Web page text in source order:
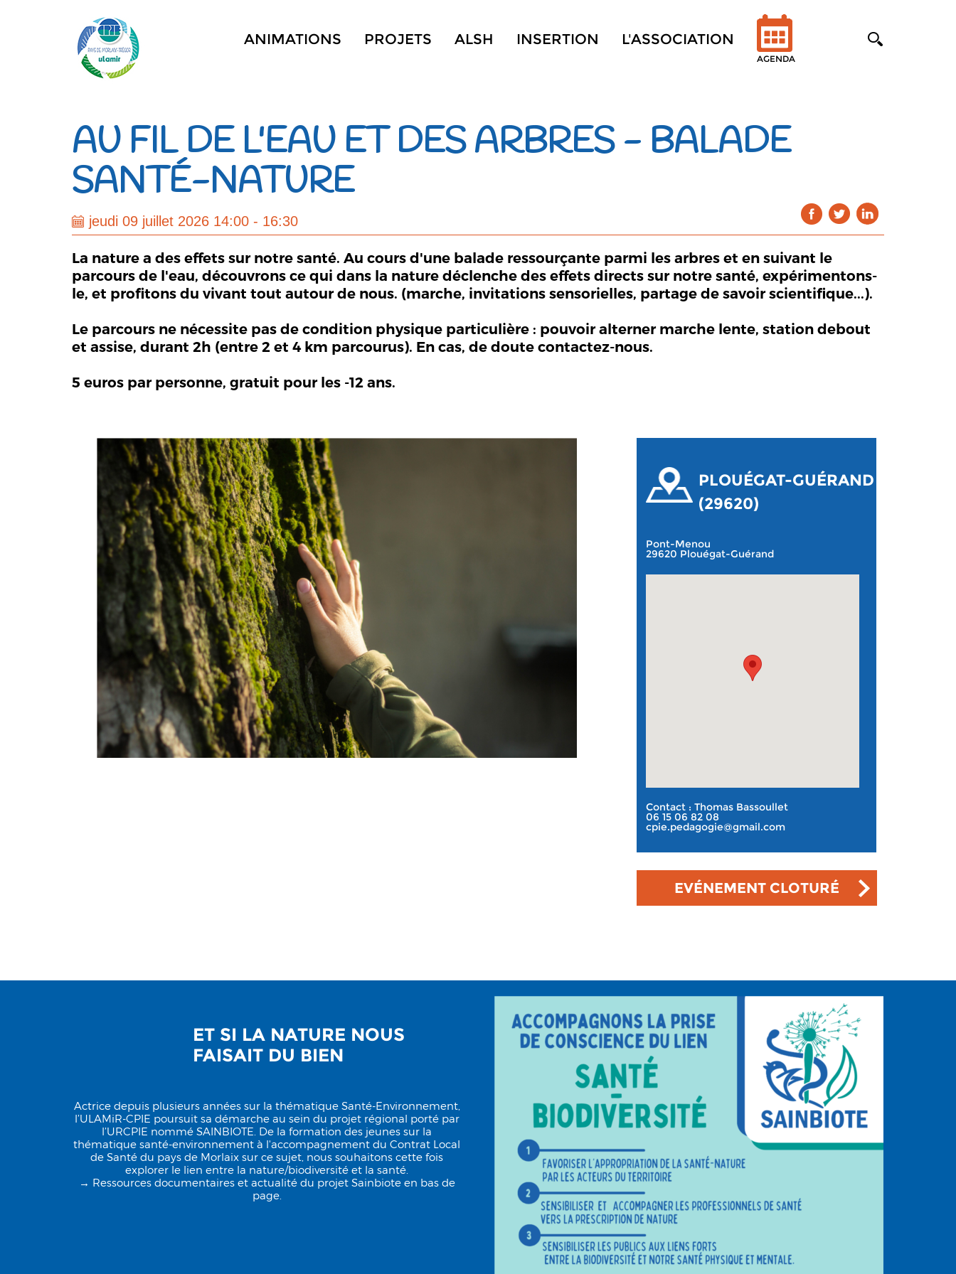
ANIMATIONS PROJETS ALSH INSERTION L'ASSOCIATION
AGENDA
AU FIL DE L'EAU ET DES ARBRES - BALADE
SANTÉ-NATURE
jeudi 09 juillet 2026 14:00 - 16:30
La nature a des effets sur notre santé. Au cours d'une balade ressourçante parmi les arbres et en suivant le
parcours de l'eau, découvrons ce qui dans la nature déclenche des effets directs sur notre santé, expérimentons-
le, et profitons du vivant tout autour de nous. (marche, invitations sensorielles, partage de savoir scientifique...).
Le parcours ne nécessite pas de condition physique particulière : pouvoir alterner marche lente, station debout
et assise, durant 2h (entre 2 et 4 km parcourus). En cas, de doute contactez-nous.
5 euros par personne, gratuit pour les -12 ans.
PLOUÉGAT-GUÉRAND
(29620)
Pont-Menou
29620 Plouégat-Guérand
Contact : Thomas Bassoullet
06 15 06 82 08
cpie.pedagogie@gmail.com
EVÉNEMENT CLOTURÉ
ET SI LA NATURE NOUS
FAISAIT DU BIEN
Actrice depuis plusieurs années sur la thématique Santé-Environnement,
l’ULAMiR-CPIE poursuit sa démarche au sein du projet régional porté par
l’URCPIE nommé SAINBIOTE. De la formation des jeunes sur la
thématique santé-environnement à l'accompagnement du Contrat Local
de Santé du pays de Morlaix sur ce sujet, nous souhaitons cette fois
explorer le lien entre la nature/biodiversité et la santé.
→ Ressources documentaires et actualité du projet Sainbiote en bas de
page.